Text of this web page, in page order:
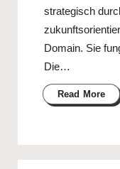
strategisch
Domain. Sie
Die…
Read More